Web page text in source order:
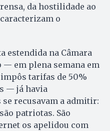
da hostilidade ao
o
estendida na Câmara
— em plena semana em
tarifas de 50%
— já havia
recusavam a admitir:
patriotas. São
os apelidou com